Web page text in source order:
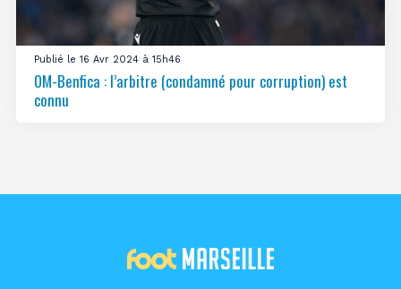
Publié le 16 Avr 2024 à 15h46
OM-Benfica : l’arbitre (condamné pour corruption) est
connu